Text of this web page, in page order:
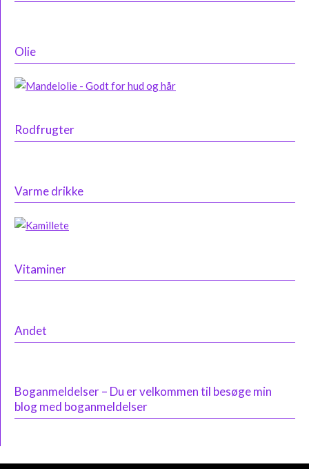
Olie
Rodfrugter
Varme drikke
Vitaminer
Andet
Boganmeldelser – Du er velkommen til besøge min
blog med boganmeldelser